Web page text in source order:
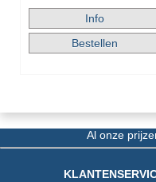
Al onze